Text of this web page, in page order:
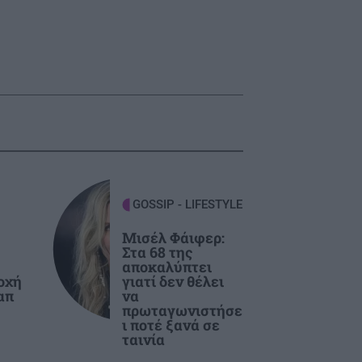
GOSSIP - LIFESTYLE
Μισέλ Φάιφερ:
Στα 68 της
αποκαλύπτει
γιατί δεν θέλει
να
πρωταγωνιστήσε
ι ποτέ ξανά σε
ταινία